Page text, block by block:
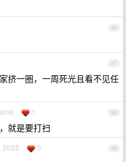
46
47
挤一圈，一周死光且看不见任
48
1
就是要打扫
49
2025 5